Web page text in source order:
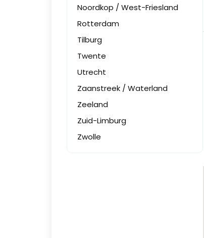
Noordkop / West-Friesland
Rotterdam
Tilburg
Twente
Utrecht
Zaanstreek / Waterland
Zeeland
Zuid-Limburg
Zwolle